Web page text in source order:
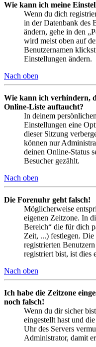
Wie kann ich meine
Wenn du dich
in der Datenbank des
ändern, gehe in den
wird meist oben auf
Benutzernamen
Einstellungen ändern.
Nach oben
Wie kann ich verhindern,
Online-Liste auftaucht?
In deinem
Einstellungen eine
dieser Sitzung
können nur
deinen Online-Status
Besucher gezählt.
Nach oben
Die Forenuhr geht falsch!
Möglicherweise
eigenen Zeitzone. In
Bereich“ die für dich
Zeit, ...) festlegen.
registrierten
registriert bist, ist dies
Nach oben
Ich habe die Zeitzone
noch falsch!
Wenn du dir sicher
eingestellt hast und
Uhr des Servers
Administrator, damit